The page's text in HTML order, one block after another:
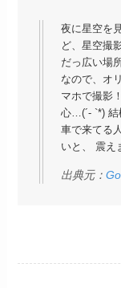
夜に星空を
ど、星空撮
だっ広い場
なので、オ
マホで撮影
心…(´- `*) 結
車で来てる
いと、 震え
出典元：